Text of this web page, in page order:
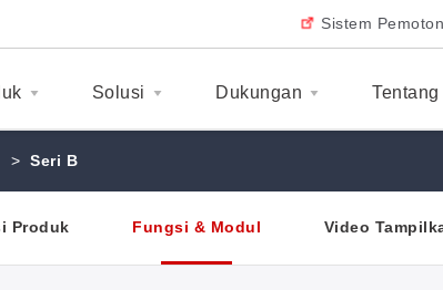
Sistem
Solusi Dukungan Tentang
> Seri B
Produk Fungsi & Modul Video